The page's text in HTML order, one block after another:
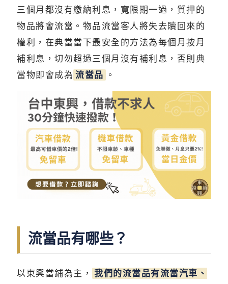
三個月都沒有繳納利息，寬限期一過，質押的
物品將會流當。物品流當客人將失去贖回來的
權利，在典當當下最安全的方法為每個月按月
補利息，切勿超過三個月沒有補利息，否則典
當物即會成為 流當品 。
流當品有哪些？
以東興當鋪為主， 我們的流當品有流當汽車、